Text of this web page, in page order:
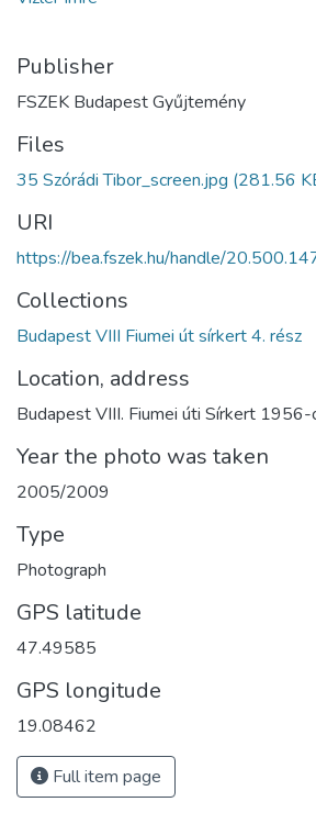
Publisher
FSZEK Budapest Gyűjtemény
Files
35 Szórádi Tibor_screen.jpg (281.56
URI
https://bea.fszek.hu/handle/
Collections
Budapest VIII Fiumei út sírkert 4. rész
Location, address
Budapest VIII. Fiumei úti Sírkert
Year the photo was taken
2005/2009
Type
Photograph
GPS latitude
47.49585
GPS longitude
19.08462
Full item page